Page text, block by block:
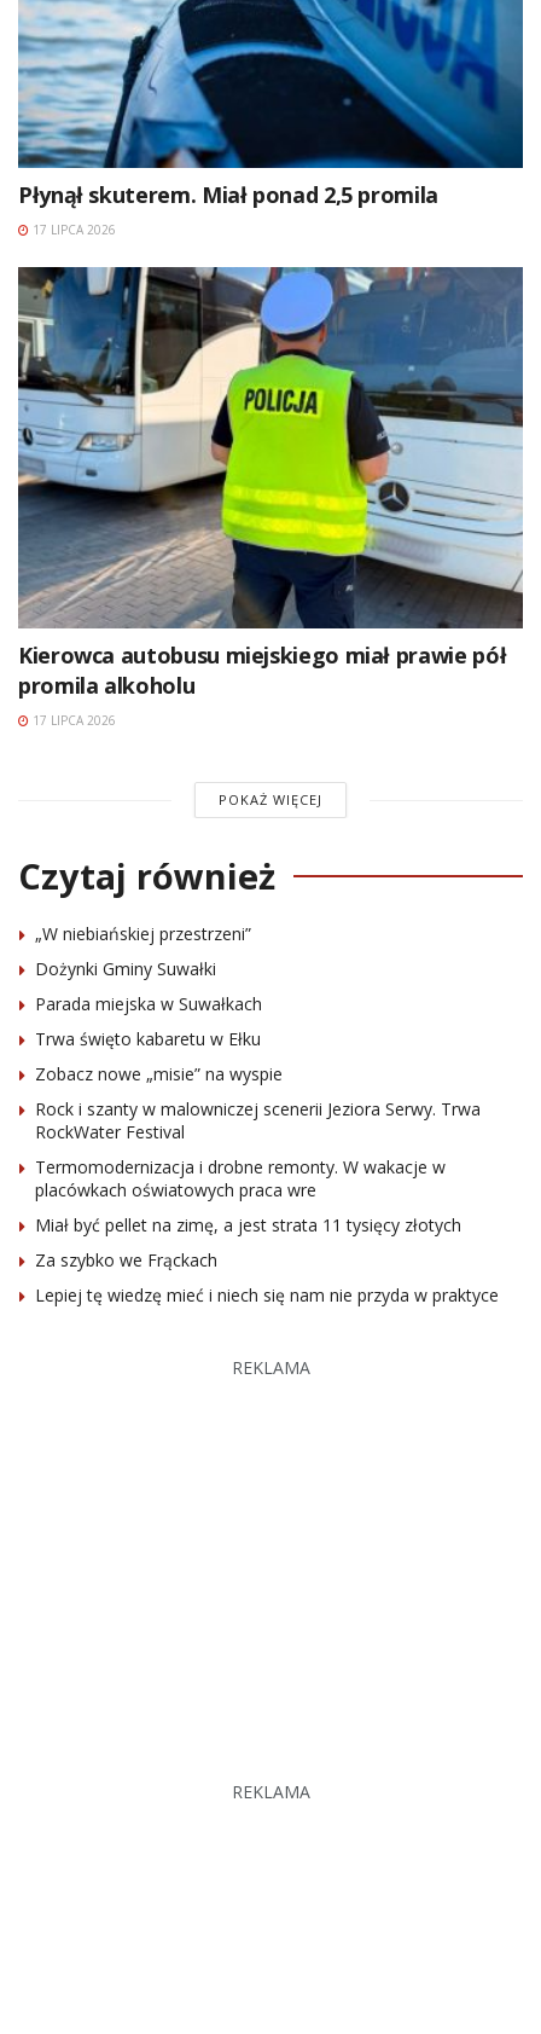
Płynął skuterem. Miał ponad 2,5 promila
17 LIPCA 2026
Kierowca autobusu miejskiego miał prawie pół
promila alkoholu
17 LIPCA 2026
POKAŻ WIĘCEJ
Czytaj również
„W niebiańskiej przestrzeni”
Dożynki Gminy Suwałki
Parada miejska w Suwałkach
Trwa święto kabaretu w Ełku
Zobacz nowe „misie” na wyspie
Rock i szanty w malowniczej scenerii Jeziora Serwy. Trwa
RockWater Festival
Termomodernizacja i drobne remonty. W wakacje w
placówkach oświatowych praca wre
Miał być pellet na zimę, a jest strata 11 tysięcy złotych
Za szybko we Frąckach
Lepiej tę wiedzę mieć i niech się nam nie przyda w praktyce
REKLAMA
REKLAMA